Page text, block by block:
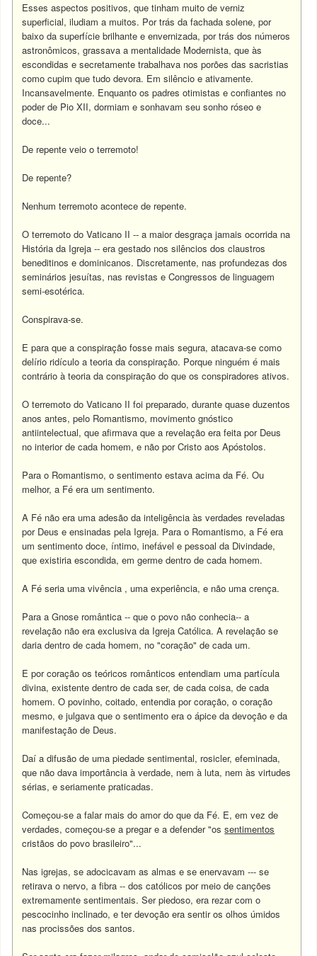
Esses aspectos positivos, que tinham muito de verniz
superficial, iludiam a muitos. Por trás da fachada solene, por
baixo da superfície brilhante e envernizada, por trás dos números
astronômicos, grassava a mentalidade Modernista, que às
escondidas e secretamente trabalhava nos porões das sacristias
como cupim que tudo devora. Em silêncio e ativamente.
Incansavelmente. Enquanto os padres otimistas e confiantes no
poder de Pio XII, dormiam e sonhavam seu sonho róseo e
doce...
De repente veio o terremoto!
De repente?
Nenhum terremoto acontece de repente.
O terremoto do Vaticano II -- a maior desgraça jamais ocorrida na
História da Igreja -- era gestado nos silêncios dos claustros
beneditinos e dominicanos. Discretamente, nas profundezas dos
seminários jesuítas, nas revistas e Congressos de linguagem
semi-esotérica.
Conspirava-se.
E para que a conspiração fosse mais segura, atacava-se como
delírio ridículo a teoria da conspiração. Porque ninguém é mais
contrário à teoria da conspiração do que os conspiradores ativos.
O terremoto do Vaticano II foi preparado, durante quase duzentos
anos antes, pelo Romantismo, movimento gnóstico
antiintelectual, que afirmava que a revelação era feita por Deus
no interior de cada homem, e não por Cristo aos Apóstolos.
Para o Romantismo, o sentimento estava acima da Fé. Ou
melhor, a Fé era um sentimento.
A Fé não era uma adesão da inteligência às verdades reveladas
por Deus e ensinadas pela Igreja. Para o Romantismo, a Fé era
um sentimento doce, íntimo, inefável e pessoal da Divindade,
que existiria escondida, em germe dentro de cada homem.
A Fé seria uma vivência , uma experiência, e não uma crença.
Para a Gnose romântica -- que o povo não conhecia-- a
revelação não era exclusiva da Igreja Católica. A revelação se
daria dentro de cada homem, no "coração" de cada um.
E por coração os teóricos românticos entendiam uma partícula
divina, existente dentro de cada ser, de cada coisa, de cada
homem. O povinho, coitado, entendia por coração, o coração
mesmo, e julgava que o sentimento era o ápice da devoção e da
manifestação de Deus.
Daí a difusão de uma piedade sentimental, rosicler, efeminada,
que não dava importância à verdade, nem à luta, nem às virtudes
sérias, e seriamente praticadas.
Começou-se a falar mais do amor do que da Fé. E, em vez de
verdades, começou-se a pregar e a defender "ossentimentos
cristãos do povo brasileiro"...
Nas igrejas, se adocicavam as almas e se enervavam --- se
retirava o nervo, a fibra -- dos católicos por meio de canções
extremamente sentimentais. Ser piedoso, era rezar com o
pescocinho inclinado, e ter devoção era sentir os olhos úmidos
nas procissões dos santos.